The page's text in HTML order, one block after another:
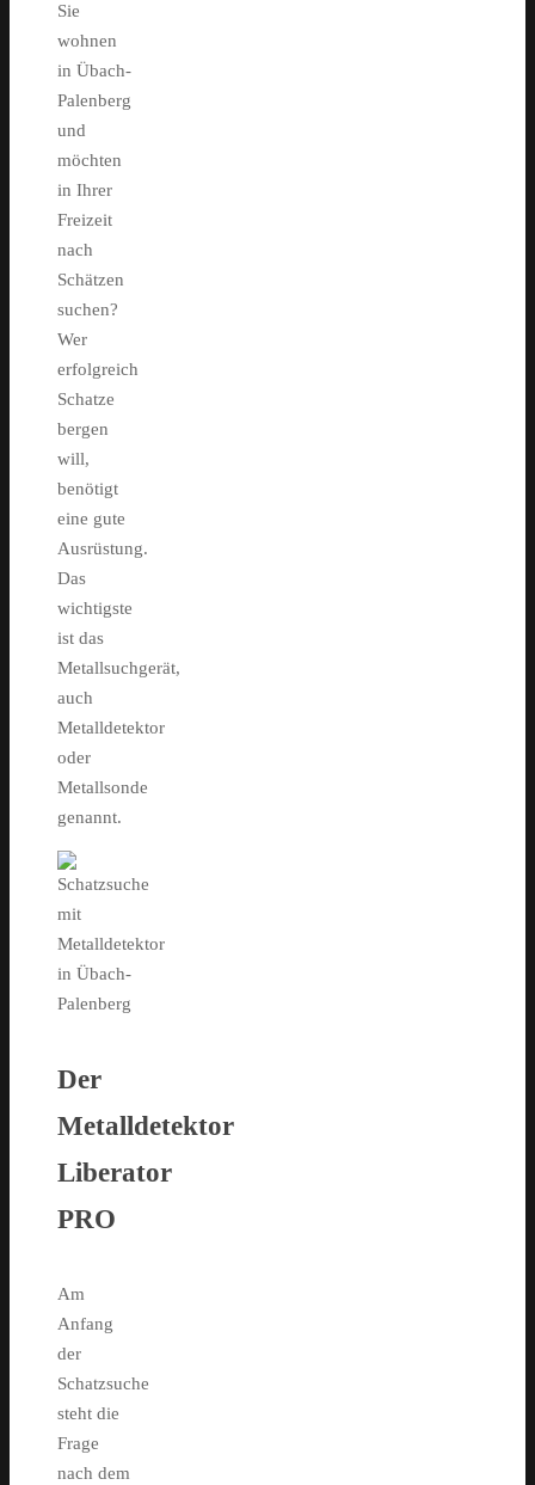
Sie
wohnen
in Übach-
Palenberg
und
möchten
in Ihrer
Freizeit
nach
Schätzen
suchen?
Wer
erfolgreich
Schatze
bergen
will,
benötigt
eine gute
Ausrüstung.
Das
wichtigste
ist das
Metallsuchgerät,
auch
Metalldetektor
oder
Metallsonde
genannt.
Der
Metalldetektor
Liberator
PRO
Am
Anfang
der
Schatzsuche
steht die
Frage
nach dem